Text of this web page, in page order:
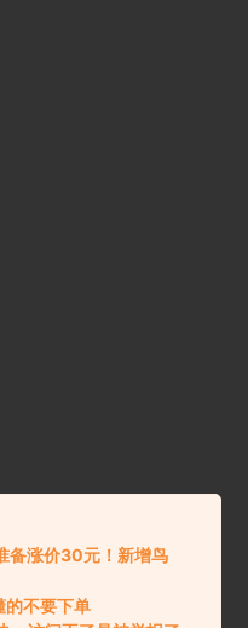
备涨价30元！新增鸟
的不要下单